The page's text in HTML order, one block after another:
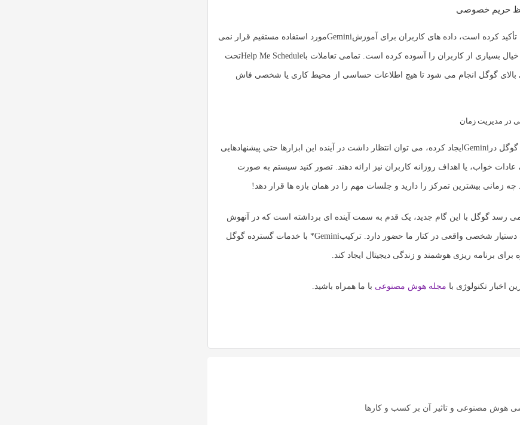
حریم خصوصی
کرده است، داده های کاربران برای آموزشGeminiمورد استفاده مستقیم قرار نمی
بسیاری از کاربران را آسوده کرده است. تمامی تعاملات باHelp Me Scheduleتحت
بالای گوگل انجام می شود تا هیچ اطلاعات حساسی از محیط کاری یا شخصی فاش
در مدیریت زمان
در Gemini ایجاد کرده، می توان انتظار داشت در آینده این ابزارها حتی پیشنهادهایی
خواب، یا اهداف روزانه کاربران نیز ارائه دهند. تصور کنید سیستم به صورت
زمانی بیشترین تمرکز را دارید و جلسات مهم را در همان بازه ها قرار دهد!
رسد گوگل با این گام جدید، یک قدم به سمت آینده ای برداشته است که در آنهوش
دستیار شخصی واقعی در کنار ما حضور دارد. ترکیب Gemini* با خدمات گسترده گوگل
برای برنامه ریزی هوشمند و زندگی دیجیتال ایجاد کند.
اخبار تکنولوژی با مجله هوش مصنوعی با ما همراه باشید.
هوش مصنوعی و تاثیر آن بر کسب و کارها